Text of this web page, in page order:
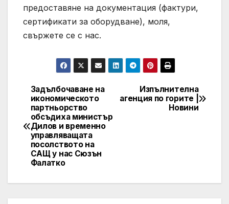
предоставяне на документация (фактури,
сертификати за оборудване), моля,
свържете се с нас.
Post
navigation
Изпълнителна
агенция по горите |
Новини
Задълбочаване на
икономическото
партньорство
обсъдиха министър
Дилов и временно
управляващата
посолството на
САЩ у нас Сюзън
Фалатко